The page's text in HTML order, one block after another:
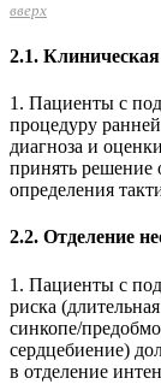
вверх
2.1.
1. Пациенты с
процедуру
диагноза и
принять решение
определения
2.2. Отделение
1. Пациенты с
риска
синкопе/
сердцебиение)
в отделение